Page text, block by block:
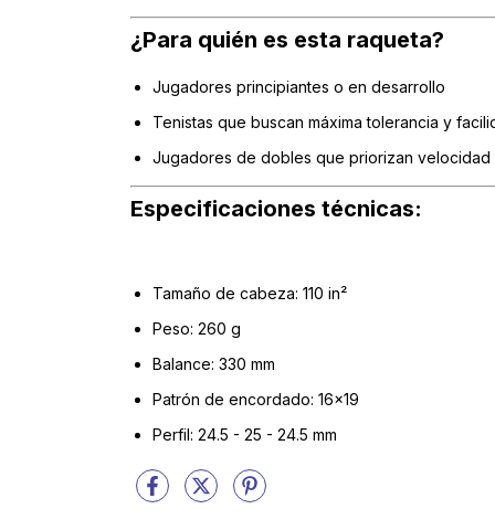
¿Para quién es esta raqueta?
Jugadores principiantes o en desarrollo
Tenistas que buscan máxima tolerancia y
Jugadores de dobles que priorizan velocidad
Especificaciones técnicas:
Tamaño de cabeza: 110 in²
Peso: 260 g
Balance: 330 mm
Patrón de encordado: 16x19
Perfil: 24.5 - 25 - 24.5 mm